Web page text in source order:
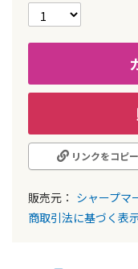
リンクをコピー
販売元： シャープマ
商取引法に基づく表